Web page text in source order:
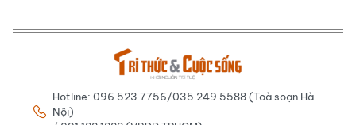
Hotline: 096 523 7756/035 249 5588 (Toà soạn Hà
Nội)